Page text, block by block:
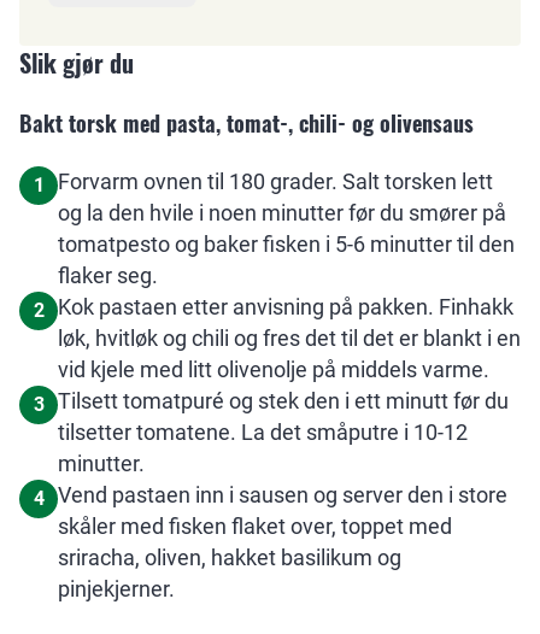
Slik gjør du
Bakt torsk med pasta, tomat-, chili- og olivensaus
1
Forvarm ovnen til 180 grader. Salt torsken lett
og la den hvile i noen minutter før du smører på
tomatpesto og baker fisken i 5-6 minutter til den
flaker seg.
2
Kok pastaen etter anvisning på pakken. Finhakk
løk, hvitløk og chili og fres det til det er blankt i en
vid kjele med litt olivenolje på middels varme.
3
Tilsett tomatpuré og stek den i ett minutt før du
tilsetter tomatene. La det småputre i 10-12
minutter.
4
Vend pastaen inn i sausen og server den i store
skåler med fisken flaket over, toppet med
sriracha, oliven, hakket basilikum og
pinjekjerner.